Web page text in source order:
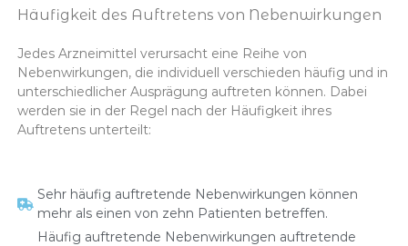
Häufigkeit des Auftretens von Nebenwirkungen
Jedes Arzneimittel verursacht eine Reihe von
Nebenwirkungen, die individuell verschieden häufig und in
unterschiedlicher Ausprägung auftreten können. Dabei
werden sie in der Regel nach der Häufigkeit ihres
Auftretens unterteilt:
Sehr häufig auftretende Nebenwirkungen können
mehr als einen von zehn Patienten betreffen.
Häufig auftretende Nebenwirkungen auftretende